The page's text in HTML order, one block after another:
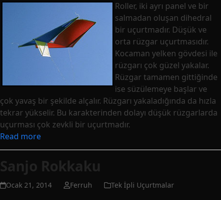
Roller, iki ayrı panel ve bir
salmadan oluşan dihedral
bir uçurtmadır. Düşük ve
orta rüzgar uçurtmasıdır.
Kocaman yelken gövdesi ile
rüzgarı çok güzel yakalar.
Rüzgar tamamen gittiğinde
ise süzülemeye başlar ve
çok yavaş bir şekilde alçalır. Rüzgarı yakaladığında da hızla
tekrar yükselir. Bu karakterinden dolayı düşük rüzgarlarda
uçurması çok zevkli bir uçurtmadır.
Read more
Sanjo Rokkaku
Ocak 21, 2014 Ferruh Tek İpli Uçurtmalar